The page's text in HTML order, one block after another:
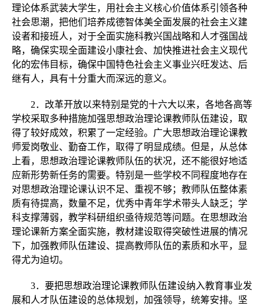
理论体系武装大学生，用社会主义核心价值体系引领各种
社会思潮，把他们培养成德智体美全面发展的社会主义建
设者和接班人，对于全面实施科教兴国战略和人才强国战
略，确保实现全面建设小康社会、加快推进社会主义现代
化的宏伟目标，确保中国特色社会主义事业兴旺发达、后
继有人，具有十分重大而深远的意义。
2．改革开放以来特别是党的十六大以来，各地各高等
学校采取多种措施加强思想政治理论课教师队伍建设，取
得了较好成效，积累了一定经验。广大思想政治理论课教
师爱岗敬业、勤奋工作，取得了明显成绩。但是，从总体
上看，思想政治理论课教师队伍的状况，还不能很好地适
应新形势新任务的需要。特别是一些学校不同程度地存在
对思想政治理论课认识不足、重视不够；教师队伍整体素
质有待提高，数量不足，优秀中青年学术带头人缺乏；学
科支撑薄弱，教学科研组织亟待规范等问题。在思想政治
理论课新方案全面实施，教材建设取得突破性进展的情况
下，加强教师队伍建设、提高教师队伍的素质和水平，显
得尤为迫切。
3．要把思想政治理论课教师队伍建设纳入教育事业发
展和人才队伍建设的总体规划，加强领导，统筹安排。坚